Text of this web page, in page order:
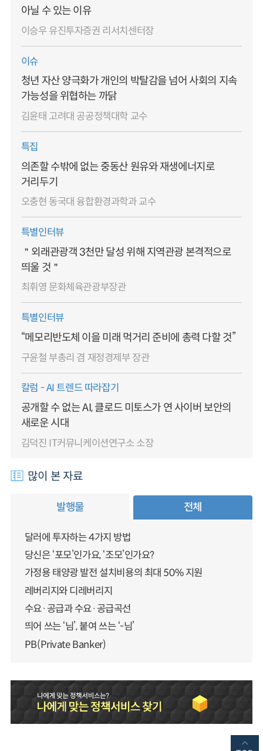
아닐 수 있는 이유
이승우 유진투자증권 리서치센터장
이슈
청년 자산 양극화가 개인의 박탈감을 넘어 사회의 지속
가능성을 위협하는 까닭
김윤태 고려대 공공정책대학 교수
특집
의존할 수밖에 없는 중동산 원유와 재생에너지로
거리두기
오충현 동국대 융합환경과학과 교수
특별인터뷰
＂외래관광객 3천만 달성 위해 지역관광 본격적으로
띄울 것＂
최휘영 문화체육관광부장관
특별인터뷰
“메모리반도체 이을 미래 먹거리 준비에 총력 다할 것”
구윤철 부총리 겸 재정경제부 장관
칼럼 - AI 트렌드 따라잡기
공개할 수 없는 AI, 클로드 미토스가 연 사이버 보안의
새로운 시대
김덕진 IT커뮤니케이션연구소 소장
많이 본 자료
발행물 전체
달러에 투자하는 4가지 방법
당신은 ‘포모’인가요, ‘조모’인가요?
가정용 태양광 발전 설치비용의 최대 50% 지원
레버리지와 디레버리지
수요·공급과 수요·공급곡선
띄어 쓰는 ‘님’, 붙여 쓰는 ‘-님’
PB(Private Banker)